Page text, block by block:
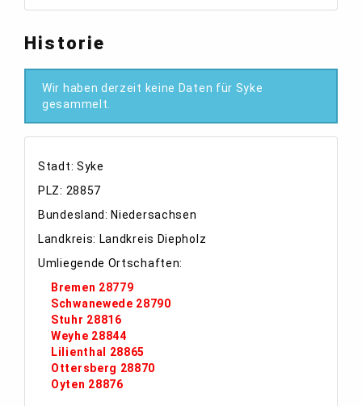
Historie
Wir haben derzeit keine Daten für Syke
gesammelt.
Stadt: Syke
PLZ: 28857
Bundesland: Niedersachsen
Landkreis: Landkreis Diepholz
Umliegende Ortschaften:
Bremen 28779
Schwanewede 28790
Stuhr 28816
Weyhe 28844
Lilienthal 28865
Ottersberg 28870
Oyten 28876